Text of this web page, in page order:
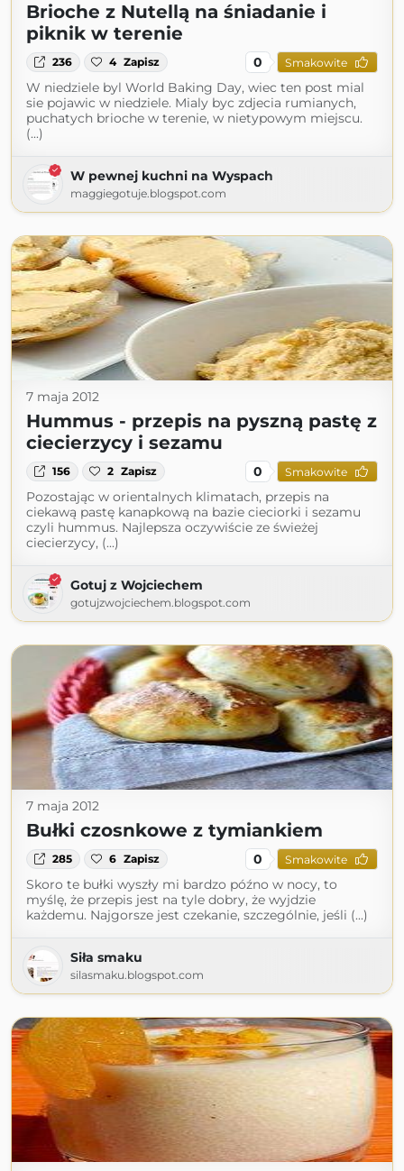
Brioche z Nutellą na śniadanie i
piknik w terenie
236 4 Zapisz 0 Smakowite
W niedziele byl World Baking Day, wiec ten post mial
sie pojawic w niedziele. Mialy byc zdjecia rumianych,
puchatych brioche w terenie, w nietypowym miejscu.
(...)
W pewnej kuchni na Wyspach
maggiegotuje.blogspot.com
7 maja 2012
Hummus - przepis na pyszną pastę z
ciecierzycy i sezamu
156 2 Zapisz 0 Smakowite
Pozostając w orientalnych klimatach, przepis na
ciekawą pastę kanapkową na bazie cieciorki i sezamu
czyli hummus. Najlepsza oczywiście ze świeżej
ciecierzycy, (...)
Gotuj z Wojciechem
gotujzwojciechem.blogspot.com
7 maja 2012
Bułki czosnkowe z tymiankiem
285 6 Zapisz 0 Smakowite
Skoro te bułki wyszły mi bardzo późno w nocy, to
myślę, że przepis jest na tyle dobry, że wyjdzie
każdemu. Najgorsze jest czekanie, szczególnie, jeśli (...)
Siła smaku
silasmaku.blogspot.com